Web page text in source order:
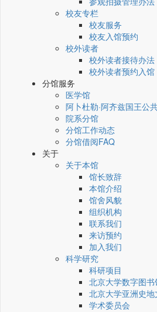
校友专栏
校友服务
校友入馆预约
校外读者
校外读者接待办法
校外读者预约入馆
分馆服务
医学馆
阿卜杜勒·阿齐兹国王公
院系分馆
分馆工作动态
分馆借阅FAQ
关于
关于本馆
馆长致辞
本馆介绍
馆舍风貌
组织机构
联系我们
来访预约
加入我们
科学研究
科研项目
北京大学数字图
北京大学亚洲史
学术委员会